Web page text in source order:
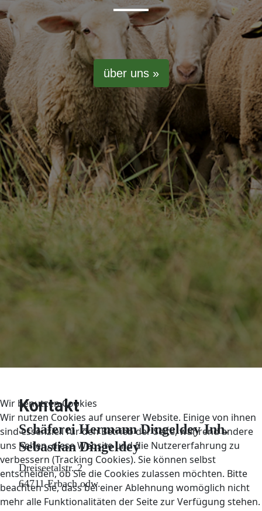
über uns »
Kontakt
Schäferei Hermann Dingeldey Inh.
Sebastian Dingeldeý
Dreiseetalstr. 2
64711 Erbach odw.
Wir benutzen Cookies
Wir nutzen Cookies auf unserer Website. Einige von ihnen
sind essenziell für den Betrieb der Seite, während andere
uns helfen, diese Website und die Nutzererfahrung zu
verbessern (Tracking Cookies). Sie können selbst
entscheiden, ob Sie die Cookies zulassen möchten. Bitte
beachten Sie, dass bei einer Ablehnung womöglich nicht
mehr alle Funktionalitäten der Seite zur Verfügung stehen.